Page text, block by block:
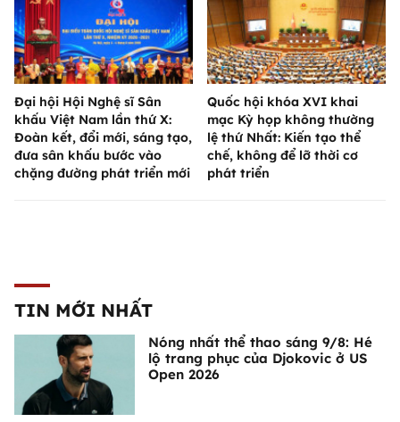
Đại hội Hội Nghệ sĩ Sân
khấu Việt Nam lần thứ X:
Đoàn kết, đổi mới, sáng tạo,
đưa sân khấu bước vào
chặng đường phát triển mới
Quốc hội khóa XVI khai
mạc Kỳ họp không thường
lệ thứ Nhất: Kiến tạo thể
chế, không để lỡ thời cơ
phát triển
TIN MỚI NHẤT
Nóng nhất thể thao sáng 9/8: Hé
lộ trang phục của Djokovic ở US
Open 2026